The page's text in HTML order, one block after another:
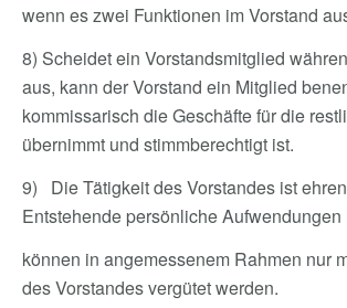
wenn es zwei Funktionen im Vorstand
8) Scheidet ein Vorstandsmitglied
aus, kann der Vorstand ein Mitglied
kommissarisch die Geschäfte für die
übernimmt und stimmberechtigt ist.
9) Die Tätigkeit des Vorstandes ist
Entstehende persönliche Aufwendungen
können in angemessenem Rahmen nur
des Vorstandes vergütet werden.